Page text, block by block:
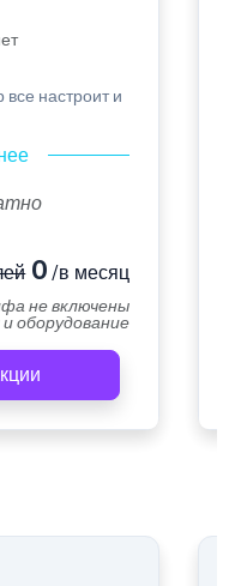
настроит и
0 /в месяц
не включены
оборудование